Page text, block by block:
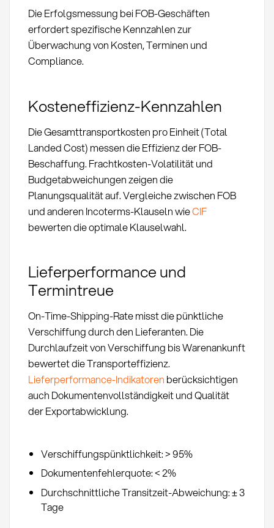
Die Erfolgsmessung bei FOB-Geschäften
erfordert spezifische Kennzahlen zur
Überwachung von Kosten, Terminen und
Compliance.
Kosteneffizienz-Kennzahlen
Die Gesamttransportkosten pro Einheit (Total
Landed Cost) messen die Effizienz der FOB-
Beschaffung. Frachtkosten-Volatilität und
Budgetabweichungen zeigen die
Planungsqualität auf. Vergleiche zwischen FOB
und anderen Incoterms-Klauseln wieCIF
bewerten die optimale Klauselwahl.
Lieferperformance und
Termintreue
On-Time-Shipping-Rate misst die pünktliche
Verschiffung durch den Lieferanten. Die
Durchlaufzeit von Verschiffung bis Warenankunft
bewertet die Transporteffizienz.
Lieferperformance-Indikatoren berücksichtigen
auch Dokumentenvollständigkeit und Qualität
der Exportabwicklung.
Verschiffungspünktlichkeit: > 95%
Dokumentenfehlerquote: < 2%
Durchschnittliche Transitzeit-Abweichung: ± 3
Tage